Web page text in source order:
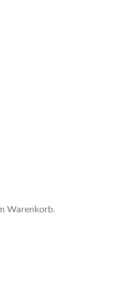
Warenkorb.